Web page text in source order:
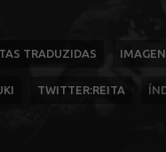
TRADUZIDAS
TWITTER:REITA